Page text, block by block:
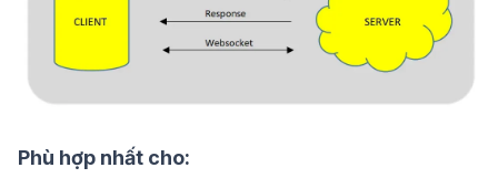
Phù hợp nhất cho: